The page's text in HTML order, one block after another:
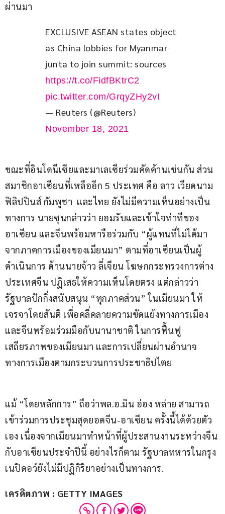
ผ่านมา
EXCLUSIVE ASEAN states object
as China lobbies for Myanmar
junta to join summit: sources
https://t.co/FidfBKtrC2
pic.twitter.com/GrqyZHy2vI
— Reuters (@Reuters)
November 18, 2021
ขณะที่อินโดนีเซียและมาเลเซียร่วมคัดค้านเช่นกัน ส่วน
สมาชิกอาเซียนที่เหลืออีก 5 ประเทศ คือ ลาว เวียดนาม
ฟิลิปปินส์ กัมพูชา  และไทย ยังไม่มีความเห็นอย่างเป็น
ทางการ นายซุนกล่าวว่า ยอมรับและเข้าใจท่าทีของ
อาเซียน และจีนพร้อมหารือร่วมกับ “ผู้แทนที่ไม่ได้มา
จากภาคการเมืองของเมียนมา” ตามที่อาเซียนเป็นผู้
ดำเนินการ ด้านนายจ้าว ลี่เจียน โฆษกกระทรวงการต่าง
ประเทศจีน ปฏิเสธให้ความเห็นโดยตรง แต่กล่าวว่า
รัฐบาลปักกิ่งสนับสนุน “ทุกภาคส่วน” ในเมียนมา ให้
เจรจาโดยสันติ เพื่อคลี่คลายความขัดแย้งทางการเมือง
และจีนพร้อมร่วมมือกับนานาชาติ ในการฟื้นฟู
เสถียรภาพของเมียนมา และการเปลี่ยนผ่านอำนาจ
ทางการเมืองตามกระบวนการประชาธิปไตย
แม้ “โดยหลักการ” ถือว่าพล.อ.มิน อ่อง หล่าย สามารถ
เข้าร่วมการประชุมสุดยอดจีน-อาเซียน ครั้งนี้ได้ด้วยตัว
เอง เนื่องจากเมียนมาทำหน้าที่ผู้ประสานงานระหว่างจีน
กับอาเซียนประจำปีนี้ อย่างไรก็ตาม รัฐบาลทหารในกรุง
เนปิดอว์ยังไม่มีปฏิกิริยาอย่างเป็นทางการ.
เครดิตภาพ : GETTY IMAGES